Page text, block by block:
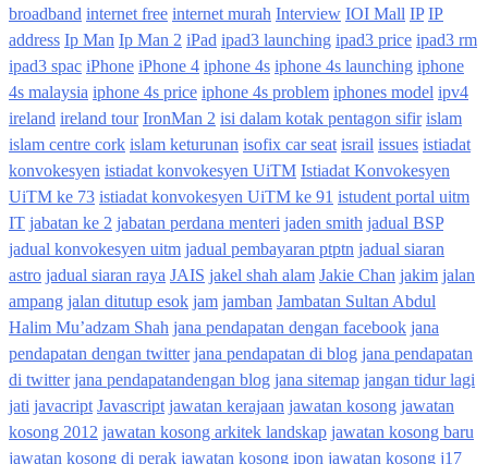
broadband internet free internet murah Interview IOI Mall IP IP
address Ip Man Ip Man 2 iPad ipad3 launching ipad3 price ipad3 rm
ipad3 spac iPhone iPhone 4 iphone 4s iphone 4s launching iphone
4s malaysia iphone 4s price iphone 4s problem iphones model ipv4
ireland ireland tour IronMan 2 isi dalam kotak pentagon sifir islam
islam centre cork islam keturunan isofix car seat israil issues istiadat
konvokesyen istiadat konvokesyen UiTM Istiadat Konvokesyen
UiTM ke 73 istiadat konvokesyen UiTM ke 91 istudent portal uitm
IT jabatan ke 2 jabatan perdana menteri jaden smith jadual BSP
jadual konvokesyen uitm jadual pembayaran ptptn jadual siaran
astro jadual siaran raya JAIS jakel shah alam Jakie Chan jakim jalan
ampang jalan ditutup esok jam jamban Jambatan Sultan Abdul
Halim Mu’adzam Shah jana pendapatan dengan facebook jana
pendapatan dengan twitter jana pendapatan di blog jana pendapatan
di twitter jana pendapatandengan blog jana sitemap jangan tidur lagi
jati javacript Javascript jawatan kerajaan jawatan kosong jawatan
kosong 2012 jawatan kosong arkitek landskap jawatan kosong baru
jawatan kosong di perak jawatan kosong ipon jawatan kosong j17